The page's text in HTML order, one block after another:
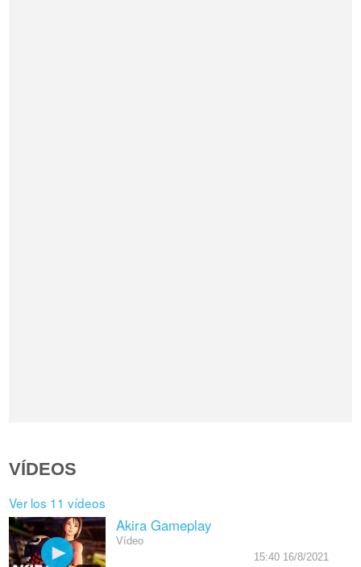
VÍDEOS
Ver los 11 vídeos
Akira Gameplay
Vídeo
15:40 16/8/2021